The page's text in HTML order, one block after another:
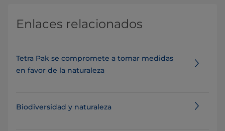
Enlaces relacionados
Tetra Pak se compromete a tomar medidas
en favor de la naturaleza
Biodiversidad y naturaleza